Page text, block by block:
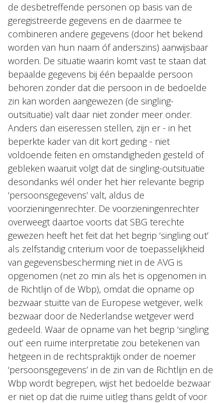
de desbetreffende personen op basis van de
geregistreerde gegevens en de daarmee te
combineren andere gegevens (door het bekend
worden van hun naam óf anderszins) aanwijsbaar
worden. De situatie waarin komt vast te staan dat
bepaalde gegevens bij één bepaalde persoon
behoren zonder dat die persoon in de bedoelde
zin kan worden aangewezen (de singling-
outsituatie) valt daar niet zonder meer onder.
Anders dan eiseressen stellen, zijn er - in het
beperkte kader van dit kort geding - niet
voldoende feiten en omstandigheden gesteld of
gebleken waaruit volgt dat de singling-outsituatie
desondanks wél onder het hier relevante begrip
‘persoonsgegevens’ valt, aldus de
voorzieningenrechter. De voorzieningenrechter
overweegt daartoe voorts dat SBG terechte
gewezen heeft het feit dat het begrip ‘singling out’
als zelfstandig criterium voor de toepasselijkheid
van gegevensbescherming niet in de AVG is
opgenomen (net zo min als het is opgenomen in
de Richtlijn of de Wbp), omdat die opname op
bezwaar stuitte van de Europese wetgever, welk
bezwaar door de Nederlandse wetgever werd
gedeeld. Waar de opname van het begrip ‘singling
out’ een ruime interpretatie zou betekenen van
hetgeen in de rechtspraktijk onder de noemer
‘persoonsgegevens’ in de zin van de Richtlijn en de
Wbp wordt begrepen, wijst het bedoelde bezwaar
er niet op dat die ruime uitleg thans geldt of voor